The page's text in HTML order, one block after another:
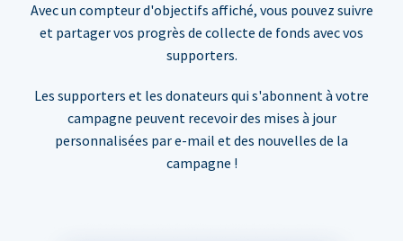
Avec un compteur d'objectifs affiché, vous pouvez suivre
et partager vos progrès de collecte de fonds avec vos
supporters.
Les supporters et les donateurs qui s'abonnent à votre
campagne peuvent recevoir des mises à jour
personnalisées par e-mail et des nouvelles de la
campagne !